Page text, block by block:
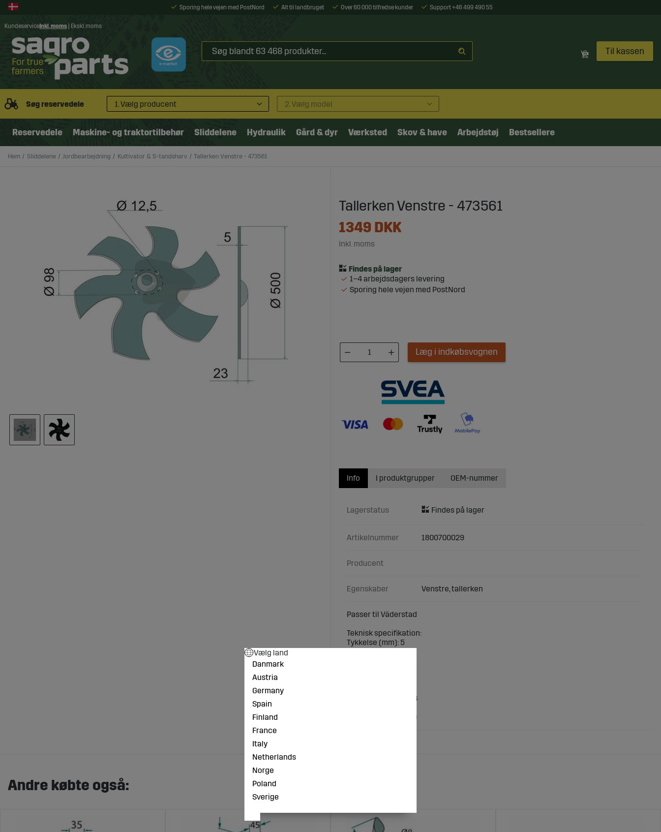
Sporing hele vejen med PostNord Alt til landbruget Over 60 000 tilfredse kunder Support +46 499 490 55
Kundeservice Inkl. moms Ekskl. moms
Til kassen
Søg reservedele 1. Vælg producent 2. Vælg model
Reservedele Maskine- og traktortilbehør Sliddelene Hydraulik Gård & dyr Værksted Skov & have Arbejdstøj Bestsellere
Hem Sliddelene Jordbearbejdning Kultivator & S-tandsharv Tallerken Venstre - 473561
Tallerken Venstre - 473561
1349 DKK
Inkl. moms
1–4 arbejdsdagers levering
Sporing hele vejen med PostNord
Læg i indkøbsvognen
Info
Lagerstatus
Artikelnummer 1800700029
Producent
Egenskaber Venstre, tallerken
Passer til Väderstad
Teknisk specifikation:
Tykkelse (mm): 5
Hulkreds-Ø (mm): 98
Yder-Ø (tommer): 20
I produktgrupper OEM-nummer
Andre købte også:
Vælg land
Danmark
Austria
Germany
Spain
Finland
France
Italy
Netherlands
Norge
Poland
Sverige